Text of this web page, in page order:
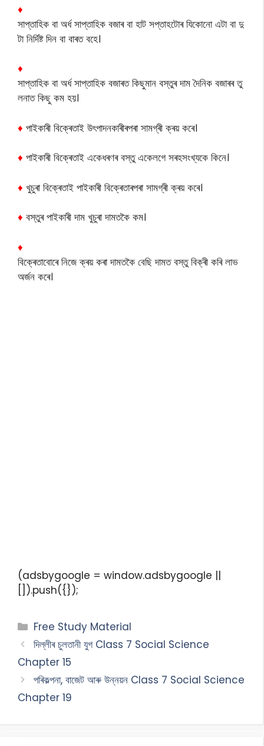
♦
সাপ্তাহিক বা অৰ্ধ সাপ্তাহিক বজাৰ বা হাট সপ্তাহটোৰ যিকোনো এটা বা দু
টা নিৰ্দিষ্ট দিন বা বাৰত বহে।
♦
সাপ্তাহিক বা অৰ্ধ সাপ্তাহিক বজাৰত কিছুমান বস্তুৰ দাম দৈনিক বজাৰৰ তু
লনাত কিছু কম হয়।
♦ পাইকাৰী বিক্ৰেতাই উৎপাদনকাৰীৰপৰা সামগ্ৰী ক্ৰয় কৰে।
♦ পাইকাৰী বিক্ৰেতাই একেধৰণৰ বস্তু একেলগে সৰহসংখ্যকে কিনে।
♦ খুচুৰা বিক্ৰেতাই পাইকাৰী বিক্ৰেতাৰপৰা সামগ্ৰী ক্ৰয় কৰে।
♦ বস্তুৰ পাইকাৰী দাম খুচুৰা দামতকৈ কম।
♦
বিক্ৰেতাবোৰে নিজে ক্ৰয় কৰা দামতকৈ বেছি দামত বস্তু বিক্ৰী কৰি লাভ
অৰ্জন কৰে।
(adsbygoogle = window.adsbygoogle ||
[]).push({});
Free Study Material
দিল্লীৰ চুলতানী যুগ Class 7 Social Science
Chapter 15
পৰিকল্পনা, বাজেট আৰু উন্নয়ন Class 7 Social Science
Chapter 19